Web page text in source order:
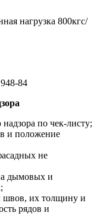
нагрузка 800кгс/
84
по чек-листу;
и положение
не
дымовых и
швов, их толщину и
рядов и